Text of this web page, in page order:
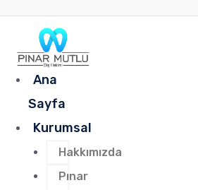
Ana
Sayfa
Kurumsal
Hakkımızda
Pınar